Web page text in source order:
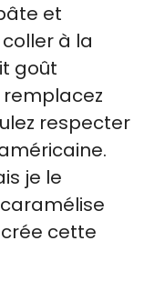
et
à la
goût
respecter
je le
cette